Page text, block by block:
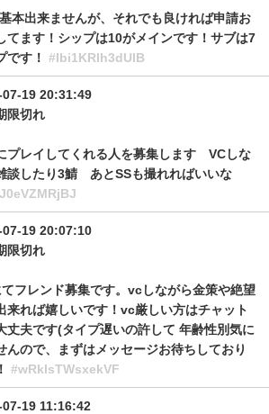
本出来ませんが、それでも良ければ申請お
てます！シップは10がメインです！サブは7
です！ #Ibi1KRlh3dUlB
07-19 20:31:49
限切れ
プレイしてくれる人を募集します VCしな
談したり3鯖 あとSSも撮れればいいな
07-19 20:07:10
限切れ
フレンド募集です。vcしながら金策や絶望
来れば嬉しいです！vc厳しい方はチャット
丈夫です(タイプ遅いの許して 年齢性別気に
んので、まずはメッセージお待ちしており
#wRklsTWsxekVF
07-19 11:16:42